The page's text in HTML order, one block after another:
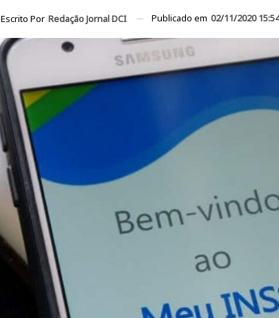
Escrito Por Redação Jornal DCI Publicado em 02/11/2020